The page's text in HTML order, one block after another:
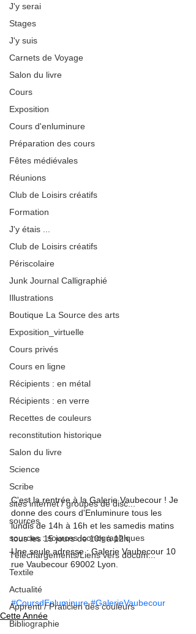
J'y serai
Stages
J'y suis
Carnets de Voyage
Salon du livre
Cours
Exposition
Cours d'enluminure
Préparation des cours
Fêtes médiévales
Réunions
Club de Loisirs créatifs
Formation
J'y étais ...
Club de Loisirs créatifs
Périscolaire
Junk Journal Calligraphié
Illustrations
Boutique La Source des arts
Exposition_virtuelle
Cours privés
Cours en ligne
Récipients : en métal
Récipients : en verre
Recettes de couleurs
reconstitution historique
Salon du livre
Science
Scribe
sites internet / groupes de disc...
sources
sources : sources iconographiques
Téléchargements/Liens vers docum...
Textile
Actualité
Apprenti / Praticien des couleurs
Bibliographie
C'est la rentrée à la Galerie Vaubecour ! Je
donne des cours d'Enluminure tous les
lundis de 14h à 16h et les samedis matins
tous les 15 jours de 10h à 12h.
Une seule adresse : Galerie Vaubecour 10
rue Vaubecour 69002 Lyon.
#CoursdEnluminure #GalerieVaubecour
Cette Année